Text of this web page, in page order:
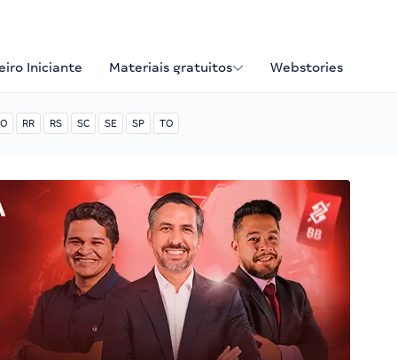
Iniciante Materiais gratuitos Webstories
RR RS SC SE SP TO